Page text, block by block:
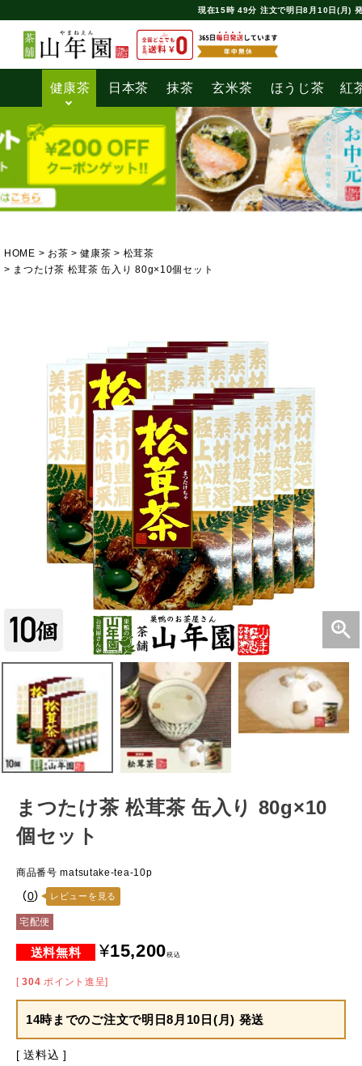
現在15時 49分 注文で明日8月10日(月)
健康茶 日本茶 抹茶 玄米茶 ほうじ茶 紅
HOME お茶 健康茶
松茸茶
まつたけ茶 松茸茶 缶入り 80g×10個セット
まつたけ茶 松茸茶 缶入り 80g×10
個セット
商品番号 matsutake-tea-10p
（0） レビューを見る
宅配便
¥15,200税込
[ 304 ポイント進呈]
14時までのご注文で明日8月10日(月) 発送
送料込